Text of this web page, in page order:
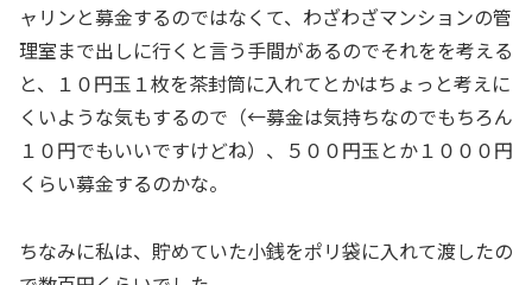
ャリンと募金するのではなくて、わざわざマンションの管
理室まで出しに行くと言う手間があるのでそれをを考える
と、１０円玉１枚を茶封筒に入れてとかはちょっと考えに
くいような気もするので（←募金は気持ちなのでもちろん
１０円でもいいですけどね）、５００円玉とか１０００円
くらい募金するのかな。
ちなみに私は、貯めていた小銭をポリ袋に入れて渡したの